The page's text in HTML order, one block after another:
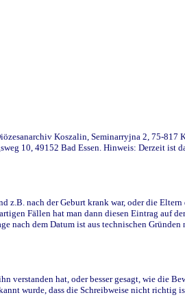
Koszalin, Seminarryjna 2, 75-817
10, 49152 Bad Essen. Hinweis: Derzeit ist
nach der Geburt krank war, oder die
Fällen hat man dann diesen Eintrag auf
nach dem Datum ist aus technischen
hat, oder besser gesagt, wie die
wurde, dass die Schreibweise nicht richtig